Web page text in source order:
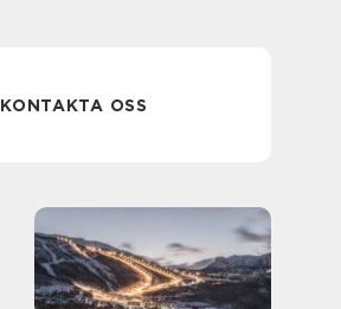
KONTAKTA OSS